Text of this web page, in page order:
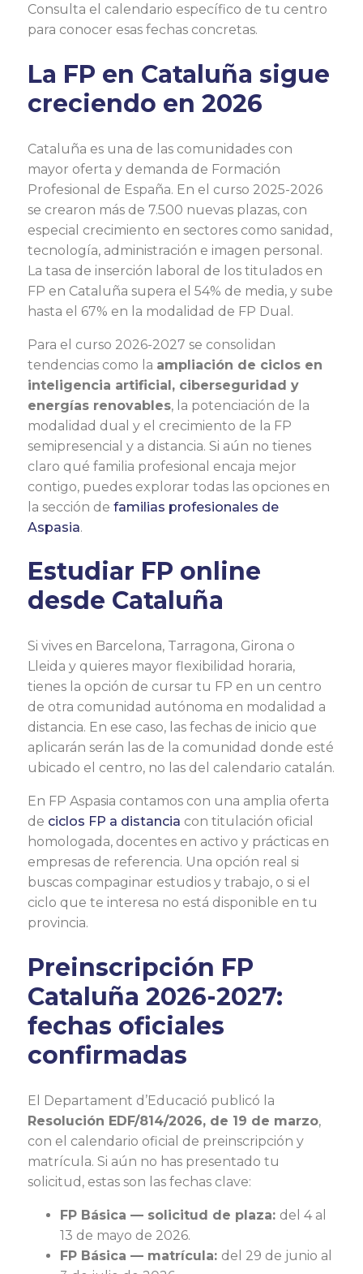
Consulta el calendario específico de tu centro
para conocer esas fechas concretas.
La FP en Cataluña sigue
creciendo en 2026
Cataluña es una de las comunidades con
mayor oferta y demanda de Formación
Profesional de España. En el curso 2025-2026
se crearon más de 7.500 nuevas plazas, con
especial crecimiento en sectores como sanidad,
tecnología, administración e imagen personal.
La tasa de inserción laboral de los titulados en
FP en Cataluña supera el 54% de media, y sube
hasta el 67% en la modalidad de FP Dual.
Para el curso 2026-2027 se consolidan
tendencias como la ampliación de ciclos en
inteligencia artificial, ciberseguridad y
energías renovables, la potenciación de la
modalidad dual y el crecimiento de la FP
semipresencial y a distancia. Si aún no tienes
claro qué familia profesional encaja mejor
contigo, puedes explorar todas las opciones en
la sección de familias profesionales de
Aspasia.
Estudiar FP online
desde Cataluña
Si vives en Barcelona, Tarragona, Girona o
Lleida y quieres mayor flexibilidad horaria,
tienes la opción de cursar tu FP en un centro
de otra comunidad autónoma en modalidad a
distancia. En ese caso, las fechas de inicio que
aplicarán serán las de la comunidad donde esté
ubicado el centro, no las del calendario catalán.
En FP Aspasia contamos con una amplia oferta
de ciclos FP a distancia con titulación oficial
homologada, docentes en activo y prácticas en
empresas de referencia. Una opción real si
buscas compaginar estudios y trabajo, o si el
ciclo que te interesa no está disponible en tu
provincia.
Preinscripción FP
Cataluña 2026-2027:
fechas oficiales
confirmadas
El Departament d’Educació publicó la
Resolución EDF/814/2026, de 19 de marzo,
con el calendario oficial de preinscripción y
matrícula. Si aún no has presentado tu
solicitud, estas son las fechas clave:
FP Básica — solicitud de plaza: del 4 al
13 de mayo de 2026.
FP Básica — matrícula: del 29 de junio al